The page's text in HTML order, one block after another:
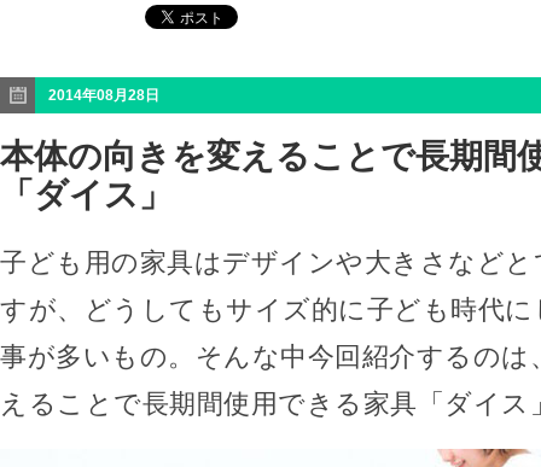
2014年08月28日
本体の向きを変えることで長期間
「ダイス」
子ども用の家具はデザインや大きさなど
すが、どうしてもサイズ的に子ども時代
事が多いもの。そんな中今回紹介するのは
えることで長期間使用できる家具「ダイス